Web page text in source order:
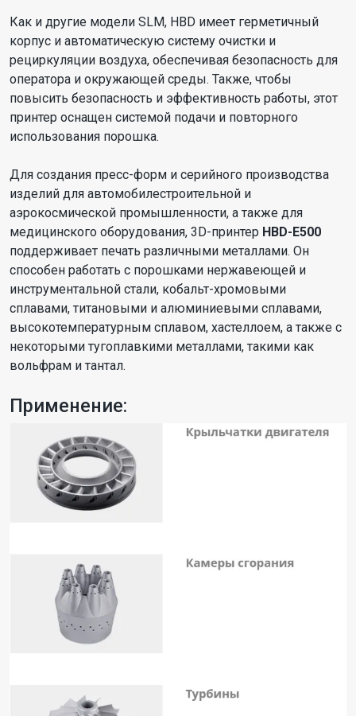
Как и другие модели SLM, HBD имеет герметичный
корпус и автоматическую систему очистки и
рециркуляции воздуха, обеспечивая безопасность для
оператора и окружающей среды. Также, чтобы
повысить безопасность и эффективность работы, этот
принтер оснащен системой подачи и повторного
использования порошка.
Для создания пресс-форм и серийного производства
изделий для автомобилестроительной и
аэрокосмической промышленности, а также для
медицинского оборудования, 3D-принтер HBD-E500
поддерживает печать различными металлами. Он
способен работать с порошками нержавеющей и
инструментальной стали, кобальт-хромовыми
сплавами, титановыми и алюминиевыми сплавами,
высокотемпературным сплавом, хастеллоем, а также с
некоторыми тугоплавкими металлами, такими как
вольфрам и тантал.
Применение: